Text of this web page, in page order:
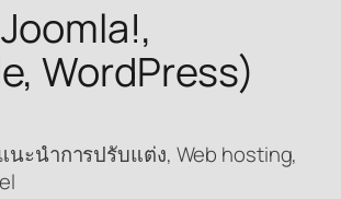
WordPress)
นะนำการปรับแต่ง, Web hosting,